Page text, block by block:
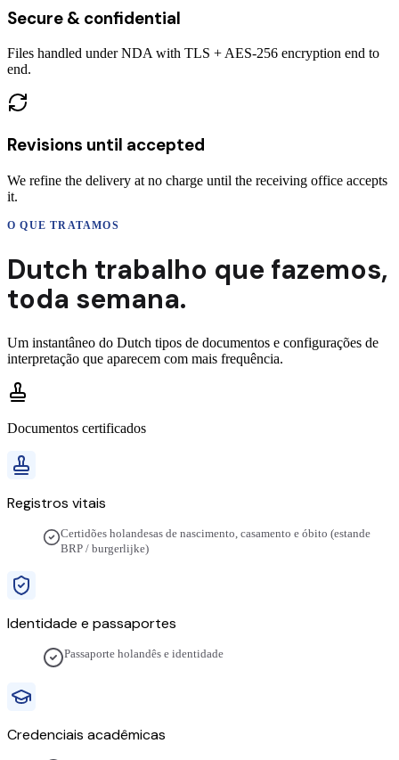
Secure & confidential
Files handled under NDA with TLS + AES-256 encryption end to
end.
Revisions until accepted
We refine the delivery at no charge until the receiving office accepts
it.
O QUE TRATAMOS
Dutch trabalho que fazemos,
toda semana.
Um instantâneo do Dutch tipos de documentos e configurações de
interpretação que aparecem com mais frequência.
Documentos certificados
Registros vitais
Certidões holandesas de nascimento, casamento e óbito (estande
BRP / burgerlijke)
Identidade e passaportes
Passaporte holandês e identidade
Credenciais acadêmicas